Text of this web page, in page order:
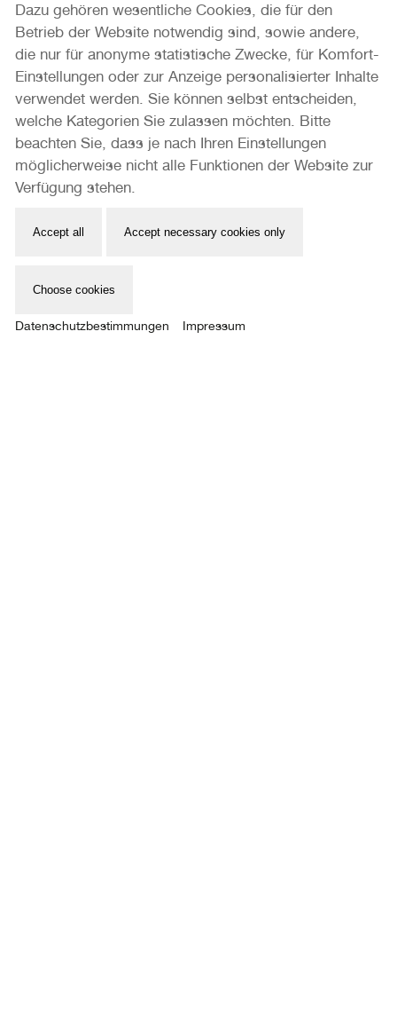
78
MIRROR BOX
WEYER51
Dazu gehören wesentliche Cookies, die für den
Betrieb der Website notwendig sind, sowie andere,
die nur für anonyme statistische Zwecke, für Komfort-
Einstellungen oder zur Anzeige personalisierter Inhalte
verwendet werden. Sie können selbst entscheiden,
welche Kategorien Sie zulassen möchten. Bitte
beachten Sie, dass je nach Ihren Einstellungen
möglicherweise nicht alle Funktionen der Website zur
Verfügung stehen.
Accept all Accept necessary cookies only
Choose cookies
Datenschutzbestimmungen Impressum